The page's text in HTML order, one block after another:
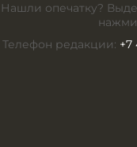
Нашли опечатку?
Телефон редакции: +7